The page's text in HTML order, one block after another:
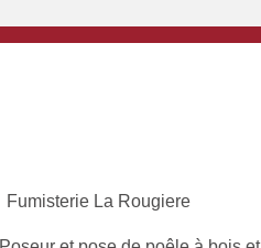
Fumisterie La Rougiere